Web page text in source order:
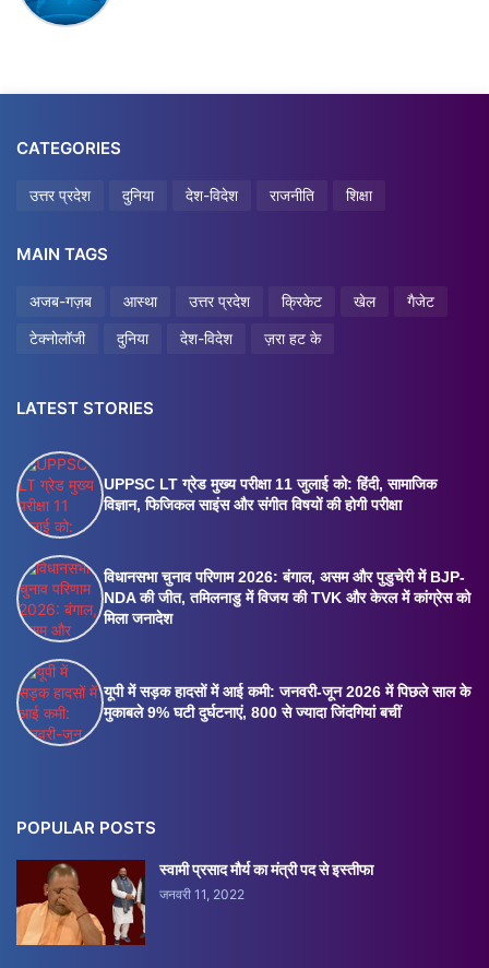
CATEGORIES
उत्तर प्रदेश दुनिया देश-विदेश राजनीति शिक्षा
MAIN TAGS
अजब-गज़ब आस्था उत्तर प्रदेश क्रिकेट खेल
गैजेट
टेक्नोलॉजी
दुनिया देश-विदेश ज़रा हट के
LATEST STORIES
UPPSC LT ग्रेड मुख्य परीक्षा 11 जुलाई को: हिंदी, सामाजिक
विज्ञान, फिजिकल साइंस और संगीत विषयों की होगी परीक्षा
विधानसभा चुनाव परिणाम 2026: बंगाल, असम और पुडुचेरी में BJP-
NDA की जीत, तमिलनाडु में विजय की TVK और केरल में कांग्रेस को
मिला जनादेश
यूपी में सड़क हादसों में आई कमी: जनवरी-जून 2026 में पिछले साल के
मुकाबले 9% घटी दुर्घटनाएं, 800 से ज्यादा जिंदगियां बचीं
POPULAR POSTS
स्वामी प्रसाद मौर्य का मंत्री पद से इस्तीफा
जनवरी 11, 2022